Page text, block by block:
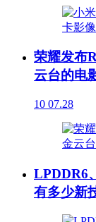
荣耀发布
云台的电
10 07.28
LPDDR6
有多少新